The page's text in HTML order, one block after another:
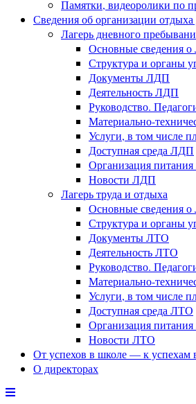
Памятки, видеоролики по
Сведения об организации
Лагерь дневного
Основные сведения
Структура и органы
Документы ЛДП
Деятельность ЛДП
Руководство.
Материально-
Услуги, в том числе
Доступная среда ЛДП
Организация
Новости ЛДП
Лагерь труда и отдыха
Основные сведения
Структура и органы
Документы ЛТО
Деятельность ЛТО
Руководство.
Материально-
Услуги, в том числе
Доступная среда ЛТО
Организация
Новости ЛТО
От успехов в школе — к успехам
О директорах